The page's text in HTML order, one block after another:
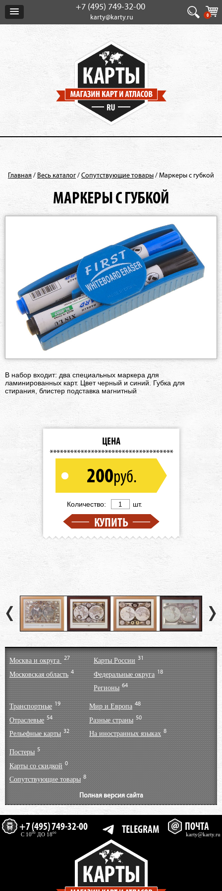
+7 (495) 749-32-00
0
karty@karty.ru
Главная / Весь каталог/Сопутствующие товары/Маркеры с губкой
МАРКЕРЫ С ГУБКОЙ
В набор входит: два специальных маркера для
ламинированных карт. Цвет черный и синий. Губка для
стирания, блистер подставка магнитный
ЦЕНА
200руб.
Количество: шт.
КУПИТЬ
Москва и округа 27
Московская область 4
Карты России 31
Федеральные округа 18
Регионы 64
Транспортные 19
Отраслевые 54
Рельефные карты 32
Мир и Европа 48
Разные страны 50
На иностранных языках 8
Постеры 5
Карты со скидкой 0
Сопутствующие товары 8
Полная версия сайта
+7 (495) 749-32-00
C 1000ДО 1800 TELEGRAM ПОЧТА
karty@karty.ru